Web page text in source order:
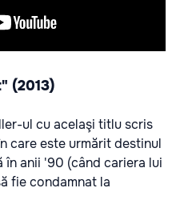
(2013)
ul cu acelaşi titlu scris
care este urmărit destinul
în anii '90 (când cariera lui
fie condamnat la